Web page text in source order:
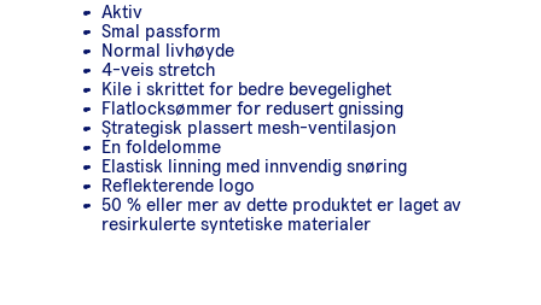
Aktiv
Smal passform
Normal livhøyde
4-veis stretch
Kile i skrittet for bedre bevegelighet
Flatlocksømmer for redusert gnissing
Strategisk plassert mesh-ventilasjon
Én foldelomme
Elastisk linning med innvendig snøring
Reflekterende logo
50 % eller mer av dette produktet er laget av
resirkulerte syntetiske materialer